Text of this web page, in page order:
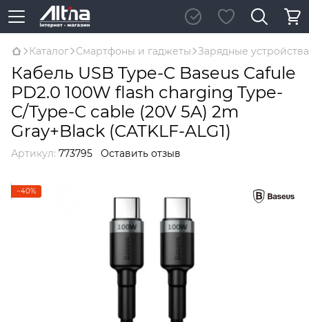
Каталог Смартфоны и гаджеты Зарядные
Кабель USB Type-C Baseus Cafule
PD2.0 100W flash charging Type-
C/Type-C cable (20V 5A) 2m
Gray+Black (CATKLF-ALG1)
Артикул: 773795 Оставить отзыв
−40%